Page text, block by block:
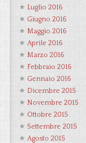
Luglio 2016
Giugno 2016
Maggio 2016
Aprile 2016
Marzo 2016
Febbraio 2016
Gennaio 2016
Dicembre 2015
Novembre 2015
Ottobre 2015
Settembre 2015
Agosto 2015